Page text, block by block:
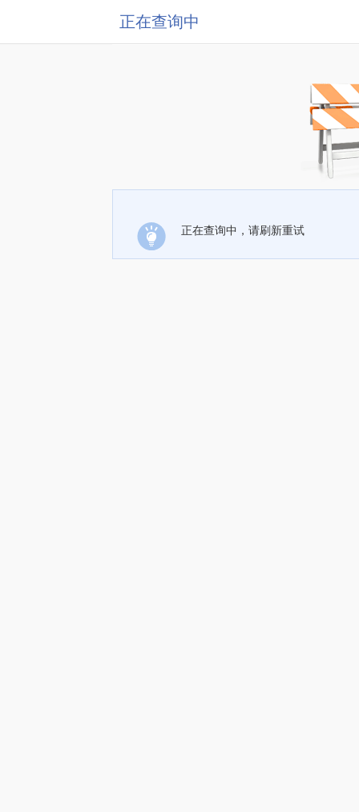
正在查询中
正在查询中，请刷新重试